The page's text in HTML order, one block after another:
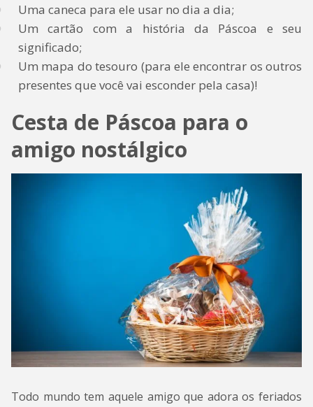
Uma caneca para ele usar no dia a dia;
Um cartão com a história da Páscoa e seu
significado;
Um mapa do tesouro (para ele encontrar os outros
presentes que você vai esconder pela casa)!
Cesta de Páscoa para o
amigo nostálgico
Todo mundo tem aquele amigo que adora os feriados